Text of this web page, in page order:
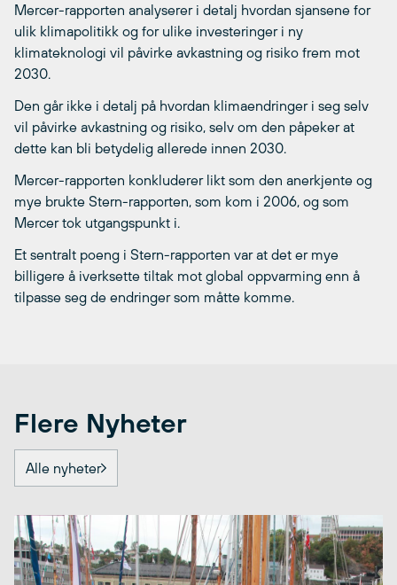
Mercer-rapporten analyserer i detalj hvordan sjansene for
ulik klimapolitikk og for ulike investeringer i ny
klimateknologi vil påvirke avkastning og risiko frem mot
2030.
Den går ikke i detalj på hvordan klimaendringer i seg selv
vil påvirke avkastning og risiko, selv om den påpeker at
dette kan bli betydelig allerede innen 2030.
Mercer-rapporten konkluderer likt som den anerkjente og
mye brukte Stern-rapporten, som kom i 2006, og som
Mercer tok utgangspunkt i.
Et sentralt poeng i Stern-rapporten var at det er mye
billigere å iverksette tiltak mot global oppvarming enn å
tilpasse seg de endringer som måtte komme.
Flere Nyheter
Alle nyheter